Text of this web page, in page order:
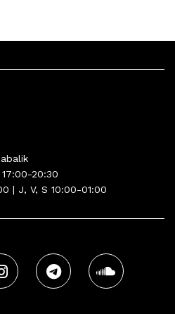
20:30
| J, V, S 10:00-01:00